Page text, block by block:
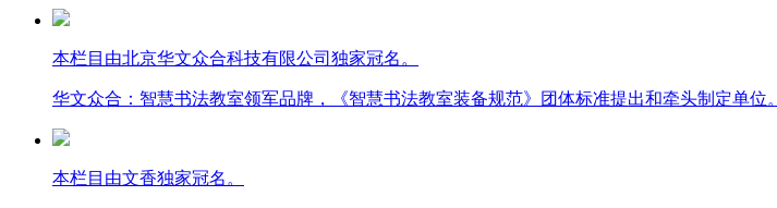
本栏目由北京华文众合科技有限公司独家冠名。
华文众合：智慧书法教室领军品牌，《智慧书法教室装备规范》团体标准提出和牵头制定单位。
本栏目由文香独家冠名。